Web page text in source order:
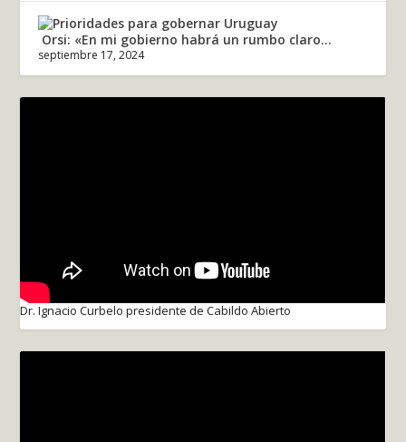
Orsi: «En mi gobierno habrá un rumbo claro...
septiembre 17, 2024
Dr. Ignacio Curbelo presidente de Cabildo Abierto